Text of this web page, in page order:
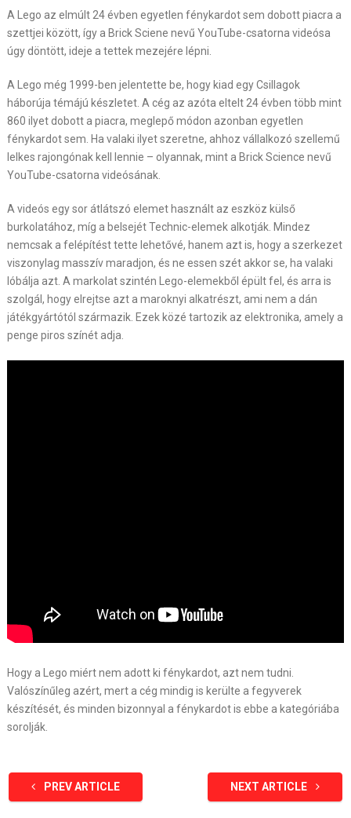
A Lego az elmúlt 24 évben egyetlen fénykardot sem dobott piacra a
szettjei között, így a Brick Sciene nevű YouTube-csatorna videósa
úgy döntött, ideje a tettek mezejére lépni.
A Lego még 1999-ben jelentette be, hogy kiad egy Csillagok
háborúja témájú készletet. A cég az azóta eltelt 24 évben több mint
860 ilyet dobott a piacra, meglepő módon azonban egyetlen
fénykardot sem. Ha valaki ilyet szeretne, ahhoz vállalkozó szellemű
lelkes rajongónak kell lennie – olyannak, mint a Brick Science nevű
YouTube-csatorna videósának.
A videós egy sor átlátszó elemet használt az eszköz külső
burkolatához, míg a belsejét Technic-elemek alkotják. Mindez
nemcsak a felépítést tette lehetővé, hanem azt is, hogy a szerkezet
viszonylag masszív maradjon, és ne essen szét akkor se, ha valaki
lóbálja azt. A markolat szintén Lego-elemekből épült fel, és arra is
szolgál, hogy elrejtse azt a maroknyi alkatrészt, ami nem a dán
játékgyártótól származik. Ezek közé tartozik az elektronika, amely a
penge piros színét adja.
Hogy a Lego miért nem adott ki fénykardot, azt nem tudni.
Valószínűleg azért, mert a cég mindig is kerülte a fegyverek
készítését, és minden bizonnyal a fénykardot is ebbe a kategóriába
sorolják.
PREV ARTICLE NEXT ARTICLE